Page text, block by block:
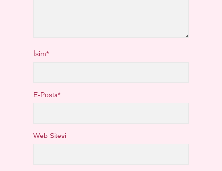
İsim*
E-Posta*
Web Sitesi